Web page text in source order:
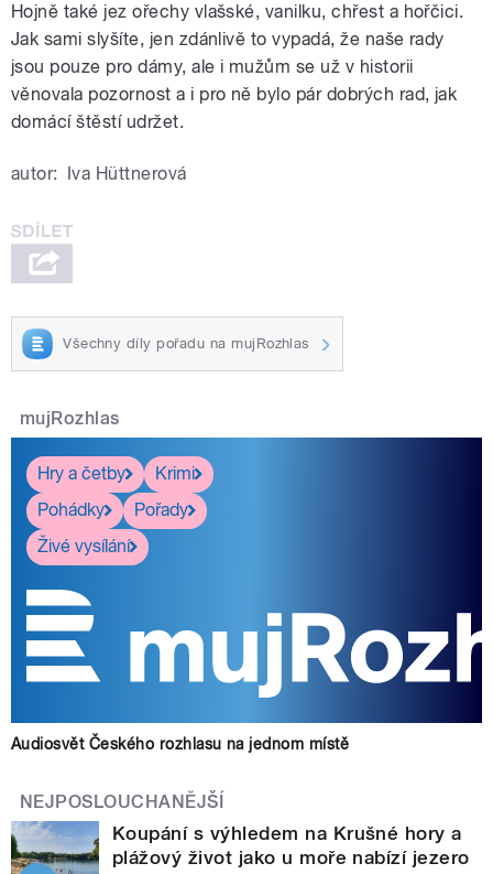
Hojně také jez ořechy vlašské, vanilku, chřest a hořčici.
Jak sami slyšíte, jen zdánlivě to vypadá, že naše rady
jsou pouze pro dámy, ale i mužům se už v historii
věnovala pozornost a i pro ně bylo pár dobrých rad, jak
domácí štěstí udržet.
autor: Iva Hüttnerová
Všechny díly pořadu na mujRozhlas
mujRozhlas
Hry a četby
Krimi
Pohádky
Pořady
Živé vysílání
Audiosvět Českého rozhlasu na jednom místě
NEJPOSLOUCHANĚJŠÍ
Koupání s výhledem na Krušné hory a
plážový život jako u moře nabízí jezero